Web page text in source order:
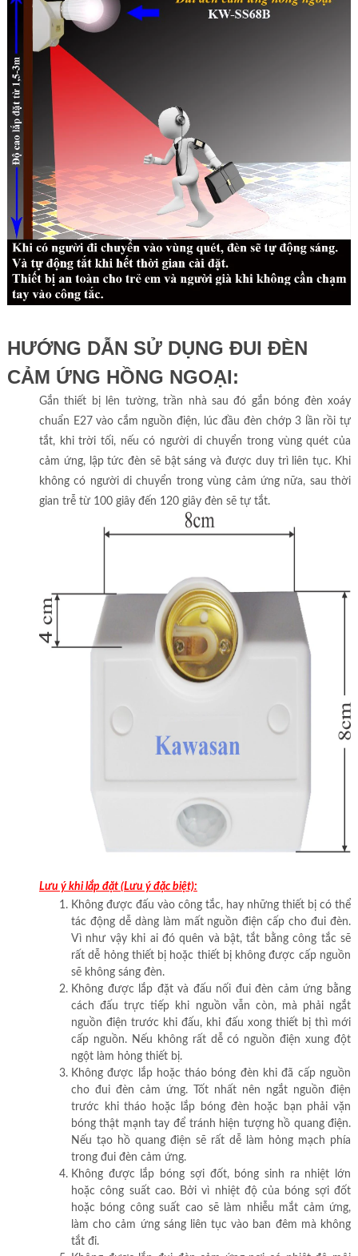
HƯỚNG DẪN SỬ DỤNG ĐUI ĐÈN
CẢM ỨNG HỒNG NGOẠI:
Gắn thiết bị lên tường, trần nhà sau đó gắn bóng đèn xoáy
chuẩn E27 vào cắm nguồn điện, lúc đầu đèn chớp 3 lần rồi tự
tắt, khi trời tối, nếu có người di chuyển trong vùng quét của
cảm ứng, lập tức đèn sẽ bật sáng và được duy trì liên tục. Khi
không có người di chuyển trong vùng cảm ứng nữa, sau thời
gian trễ từ 100 giây đến 120 giây đèn sẽ tự tắt.
Lưu ý khi lắp đặt (Lưu ý đặc biệt):
Không được đấu vào công tắc, hay những thiết bị có thể
tác động dễ dàng làm mất nguồn điện cấp cho đui đèn.
Vì như vậy khi ai đó quên và bật, tắt bằng công tắc sẽ
rất dễ hỏng thiết bị hoặc thiết bị không được cấp nguồn
sẽ không sáng đèn.
Không được lắp đặt và đấu nối đui đèn cảm ứng bằng
cách đấu trực tiếp khi nguồn vẫn còn, mà phải ngắt
nguồn điện trước khi đấu, khi đấu xong thiết bị thì mới
cấp nguồn. Nếu không rất dễ có nguồn điện xung đột
ngột làm hỏng thiết bị.
Không được lắp hoặc tháo bóng đèn khi đã cấp nguồn
cho đui đèn cảm ứng. Tốt nhất nên ngắt nguồn điện
trước khi tháo hoặc lắp bóng đèn hoặc bạn phải vặn
bóng thật mạnh tay để tránh hiện tượng hồ quang điện.
Nếu tạo hồ quang điện sẽ rất dễ làm hỏng mạch phía
trong đui đèn cảm ứng.
Không được lắp bóng sợi đốt, bóng sinh ra nhiệt lớn
hoặc công suất cao. Bởi vì nhiệt độ của bóng sợi đốt
hoặc bóng công suất cao sẽ làm nhiễu mắt cảm ứng,
làm cho cảm ứng sáng liên tục vào ban đêm mà không
tắt đi.